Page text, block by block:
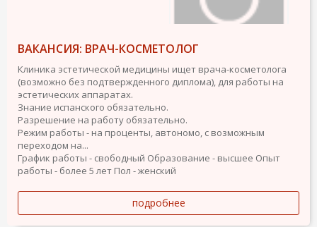
ВАКАНСИЯ: ВРАЧ-КОСМЕТОЛОГ
Клиника эстетической медицины ищет врача-косметолога
(возможно без подтвержденного диплома), для работы на
эстетических аппаратах.
Знание испанского обязательно.
Разрешение на работу обязательно.
Режим работы - на проценты, автономо, с возможным
переходом на...
График работы - свободный Образование - высшее Опыт
работы - более 5 лет Пол - женский
подробнее